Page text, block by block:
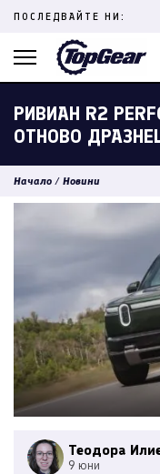
Skip
content
ПОСЛЕДВАЙТЕ НИ:
РИВИАН R2
ОТНОВО
Начало / Новини
Теодора
9 юни